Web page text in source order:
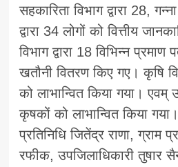
सहकारिता विभाग द्वारा 28,
द्वारा 34 लोगों को वित्तीय
विभाग द्वारा 18 विभिन्न
खतौनी वितरण किए गए। कृषि
को लाभान्वित किया गया। एवम्
कृषकों को लाभान्वित किया
प्रतिनिधि जितेंद्र राणा, ग्राम
रफीक, उपजिलाधिकारी तुषार